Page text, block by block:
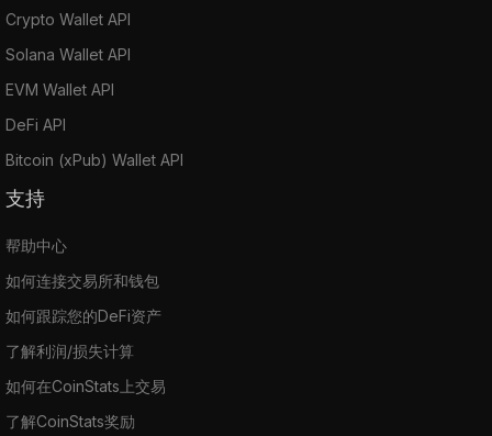
Crypto Wallet API
Solana Wallet API
EVM Wallet API
DeFi API
Bitcoin (xPub) Wallet API
支持
帮助中心
如何连接交易所和钱包
如何跟踪您的DeFi资产
了解利润/损失计算
如何在CoinStats上交易
了解CoinStats奖励